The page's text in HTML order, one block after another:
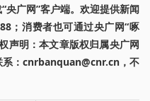
央广网”客户端。欢迎提供新闻
；消费者也可通过央广网“啄
声明：本文章版权归属央广网
系：cnrbanquan@cnr.cn，不